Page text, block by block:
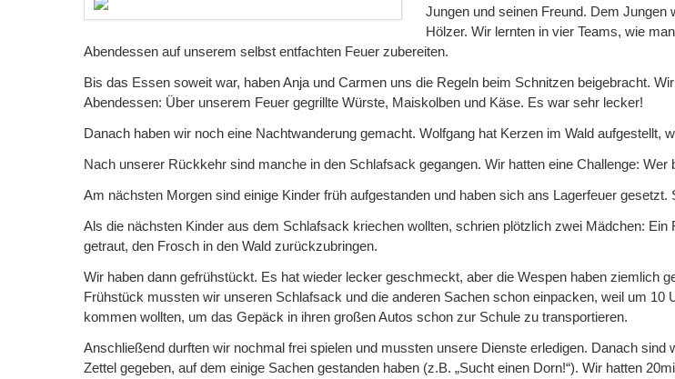
Jungen und seinen Freund. Dem Jungen
Hölzer. Wir lernten in vier Teams, wie
Abendessen auf unserem selbst entfachten Feuer zubereiten.
Bis das Essen soweit war, haben Anja und Carmen uns die Regeln beim Schnitzen beigebracht.
Abendessen: Über unserem Feuer gegrillte Würste, Maiskolben und Käse. Es war sehr lecker!
Danach haben wir noch eine Nachtwanderung gemacht. Wolfgang hat Kerzen im Wald aufgestellt,
Nach unserer Rückkehr sind manche in den Schlafsack gegangen. Wir hatten eine Challenge:
Am nächsten Morgen sind einige Kinder früh aufgestanden und haben sich ans Lagerfeuer
Als die nächsten Kinder aus dem Schlafsack kriechen wollten, schrien plötzlich zwei Mädchen:
getraut, den Frosch in den Wald zurückzubringen.
Wir haben dann gefrühstückt. Es hat wieder lecker geschmeckt, aber die Wespen haben ziemlich
Frühstück mussten wir unseren Schlafsack und die anderen Sachen schon einpacken, weil um 10
kommen wollten, um das Gepäck in ihren großen Autos schon zur Schule zu transportieren.
Anschließend durften wir nochmal frei spielen und mussten unsere Dienste erledigen. Danach
Zettel gegeben, auf dem einige Sachen gestanden haben (z.B. „Sucht einen Dorn!“). Wir hatten